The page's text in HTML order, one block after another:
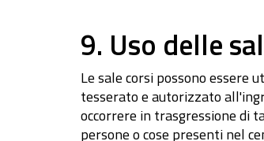
9. Uso delle
Le sale corsi possono essere
tesserato e autorizzato
occorrere in trasgressione di
persone o cose presenti nel